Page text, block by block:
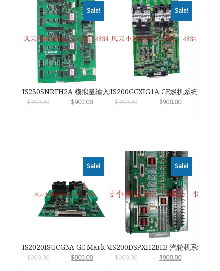
Sale!
IS230SNRTH2A 模拟量输入输出模块
$999.00 $900.00
Sale!
IS200GGXIG1A GE燃机系统
$999.00 $900.00
Sale!
IS2020ISUCG3A GE Mark VIe
$999.00 $900.00
Sale!
IS200DSPXH2BEB 汽轮机系统卡件
$999.00 $900.00